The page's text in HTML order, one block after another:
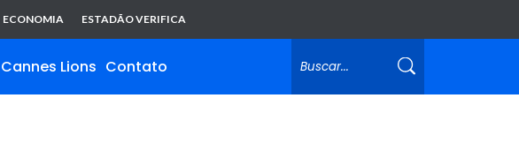
ECONOMIA ESTADÃO VERIFICA
Cannes Lions Contato